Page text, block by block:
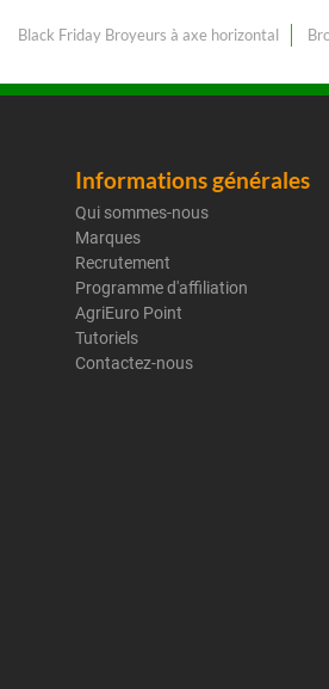
Black Friday Broyeurs à axe horizontal
Informations générales
Qui sommes-nous
Marques
Recrutement
Programme d'affiliation
AgriEuro Point
Tutoriels
Contactez-nous